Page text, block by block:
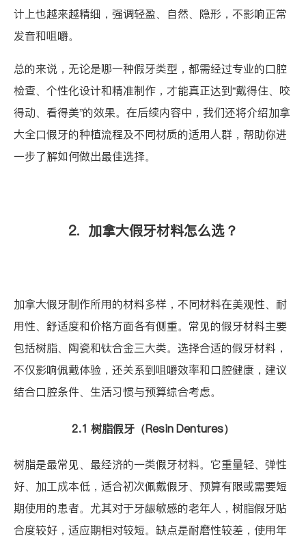
计上也越来越精细，强调轻盈、自然、隐形，不影响正常
发音和咀嚼。
总的来说，无论是哪一种假牙类型，都需经过专业的口腔
检查、个性化设计和精准制作，才能真正达到“戴得住、咬
得动、看得美”的效果。在后续内容中，我们还将介绍加拿
大全口假牙的种植流程及不同材质的适用人群，帮助你进
一步了解如何做出最佳选择。
2. 加拿大假牙材料怎么选？
加拿大假牙制作所用的材料多样，不同材料在美观性、耐
用性、舒适度和价格方面各有侧重。常见的假牙材料主要
包括树脂、陶瓷和钛合金三大类。选择合适的假牙材料，
不仅影响佩戴体验，还关系到咀嚼效率和口腔健康，建议
结合口腔条件、生活习惯与预算综合考虑。
2.1 树脂假牙（Resin Dentures）
树脂是最常见、最经济的一类假牙材料。它重量轻、弹性
好、加工成本低，适合初次佩戴假牙、预算有限或需要短
期使用的患者。尤其对于牙龈敏感的老年人，树脂假牙贴
合度较好，适应期相对较短。缺点是耐磨性较差，使用年